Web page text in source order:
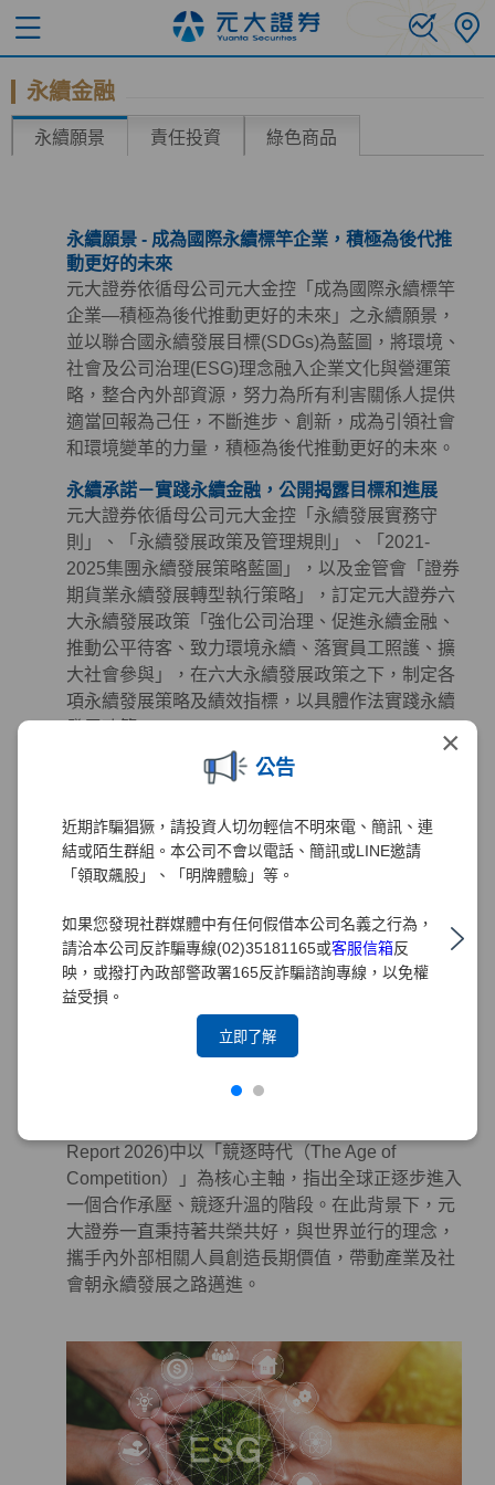
×
公告
近期詐騙猖獗，請投資人切勿輕信不明來電、簡訊、連
結或陌生群組。本公司不會以電話、簡訊或LINE邀請
「領取飆股」、「明牌體驗」等。
如果您發現社群媒體中有任何假借本公司名義之行為，
請洽本公司反詐騙專線(02)35181165或客服信箱反
映，或撥打內政部警政署165反詐騙諮詢專線，以免權
益受損。
立即了解
永續金融
永續願景 責任投資 綠色商品
永續願景 - 成為國際永續標竿企業，積極為後代推
動更好的未來
元大證券依循母公司元大金控「成為國際永續標竿
企業—積極為後代推動更好的未來」之永續願景，
並以聯合國永續發展目標(SDGs)為藍圖，將環境、
社會及公司治理(ESG)理念融入企業文化與營運策
略，整合內外部資源，努力為所有利害關係人提供
適當回報為己任，不斷進步、創新，成為引領社會
和環境變革的力量，積極為後代推動更好的未來。
永續承諾－實踐永續金融，公開揭露目標和進展
元大證券依循母公司元大金控「永續發展實務守
則」、「永續發展政策及管理規則」、「2021-
2025集團永續發展策略藍圖」，以及金管會「證券
期貨業永續發展轉型執行策略」，訂定元大證券六
大永續發展政策「強化公司治理、促進永續金融、
推動公平待客、致力環境永續、落實員工照護、擴
大社會參與」，在六大永續發展政策之下，制定各
項永續發展策略及績效指標，以具體作法實踐永續
永續金融 - 掌握先機、創造財富、誠信服務、保障
元大證券致力於提供投資人創新與高品質的金融服
務且從未懈怠，多年來秉持著「掌握先機、創造財
富、誠信服務、保障權益」的經營理念努力，在深
司治理、客戶權益、員工照護、環境永續及社會公
益等領域的正向發展。元大證券同時正視氣候及社
會變遷帶來的風險、機會與挑戰，透過長期規劃並
系統性地投入永續作為於金融商品及服務，以對社
會及環境產生正面影響。
世界經濟論壇（World Economic Forum, WEF）發
Report 2026)中以「競逐時代（The Age of
Competition）」為核心主軸，指出全球正逐步進入
一個合作承壓、競逐升溫的階段。在此背景下，元
大證券一直秉持著共榮共好，與世界並行的理念，
攜手內外部相關人員創造長期價值，帶動產業及社
會朝永續發展之路邁進。